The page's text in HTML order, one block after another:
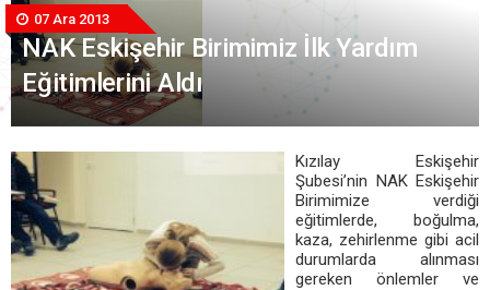
07 Ara 2013
NAK Eskişehir Birimimiz İlk Yardım
Eğitimlerini Aldı
Kızılay Eskişehir
Şubesi’nin NAK Eskişehir
Birimimize verdiği
eğitimlerde, boğulma,
kaza, zehirlenme gibi acil
durumlarda alınması
gereken önlemler ve